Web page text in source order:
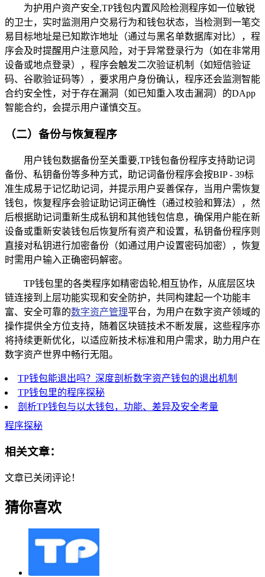
为护用户资产安全,TP钱包内置风险检测程序如一位敏锐
的卫士，实时监测用户交易行为和钱包状态，当检测到一笔交
易目标地址是已知欺诈地址（通过与黑名单数据库对比），程
序会及时提醒用户注意风险，对于异常登录行为（如在非常用
设备或地点登录），程序会触发二次验证机制（如短信验证
码、谷歌验证码等），要求用户身份确认，程序还会监测智能
合约安全性，对于存在漏洞（如已知重入攻击漏洞）的DApp
智能合约，会提示用户谨慎交互。
（二）备份与恢复程序
用户钱包数据备份至关重要,TP钱包备份程序支持助记词
备份、私钥备份等多种方式，助记词备份程序会按BIP - 39标
准生成易于记忆助记词，并提示用户妥善保存，当用户需恢复
钱包，恢复程序会验证助记词正确性（通过校验和算法），然
后根据助记词重新生成私钥和其他钱包信息，确保用户能在新
设备或重新安装钱包后恢复所有资产和设置，私钥备份程序则
直接对私钥进行加密备份（如通过用户设置密码加密），恢复
时需用户输入正确密码解密。
TP钱包里的各类程序如精密齿轮,相互协作，从底层区块
链连接到上层功能实现和安全防护，共同构建起一个功能丰
富、安全可靠的数字资产管理平台，为用户在数字资产领域的
操作提供全方位支持，随着区块链技术不断发展，这些程序亦
将持续更新优化，以适应新技术标准和用户需求，助力用户在
数字资产世界中畅行无阻。
TP钱包能退出吗？深度剖析数字资产钱包的退出机制
TP钱包里的程序探秘
剖析TP钱包与以太钱包，功能、差异及安全考量
程序探秘
相关文章：
文章已关闭评论！
猜你喜欢